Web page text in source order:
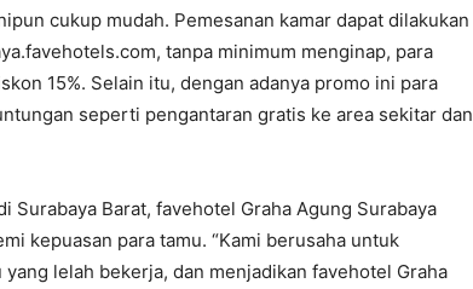
cukup mudah. Pemesanan kamar dapat dilakukan
tanpa minimum menginap, para
15%. Selain itu, dengan adanya promo ini para
seperti pengantaran gratis ke area sekitar dan
Surabaya Barat, favehotel Graha Agung Surabaya
kepuasan para tamu. “Kami berusaha untuk
lelah bekerja, dan menjadikan favehotel Graha